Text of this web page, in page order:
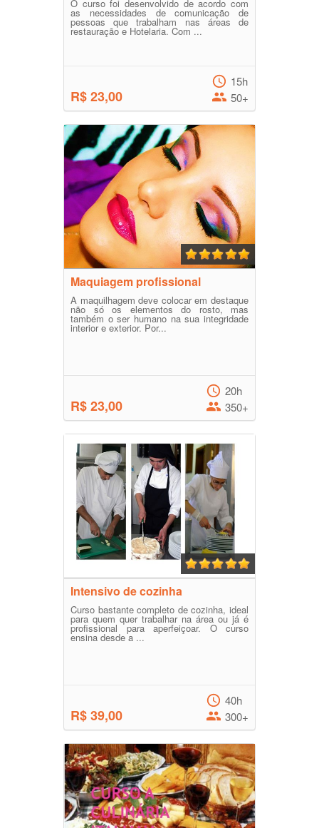
O curso foi desenvolvido de acordo com
as necessidades de comunicação de
pessoas que trabalham nas áreas de
restauração e Hotelaria. Com ...
R$ 23,00
15h
50+
Maquiagem profissional
A maquilhagem deve colocar em destaque
não só os elementos do rosto, mas
também o ser humano na sua integridade
interior e exterior. Por...
R$ 23,00
20h
350+
Intensivo de cozinha
Curso bastante completo de cozinha, ideal
para quem quer trabalhar na área ou já é
profissional para aperfeiçoar. O curso
ensina desde a ...
R$ 39,00
40h
300+